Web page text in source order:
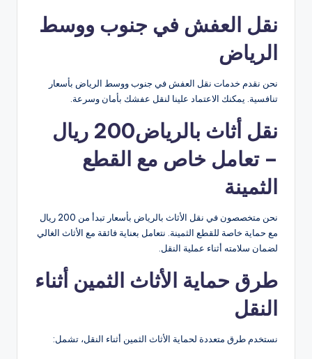
نقل العفش في جنوب ووسط
الرياض
نحن نقدم خدمات نقل العفش في جنوب ووسط الرياض بأسعار
تنافسية. يمكنك الاعتماد علينا لنقل عفشك بأمان وسرعة.
نقل أثاث بالرياض200 ريال
– تعامل خاص مع القطع
الثمينة
نحن متخصصون في نقل الأثاث بالرياض بأسعار تبدأ من 200 ريال
مع حماية خاصة للقطع الثمينة. نتعامل بعناية فائقة مع الأثاث الغالي
لضمان سلامته أثناء عملية النقل.
طرق حماية الأثاث الثمين أثناء
النقل
نستخدم طرق متعددة لحماية الأثاث الثمين أثناء النقل، تشمل: